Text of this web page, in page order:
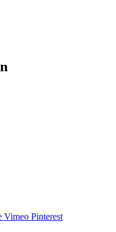
Vimeo Pinterest